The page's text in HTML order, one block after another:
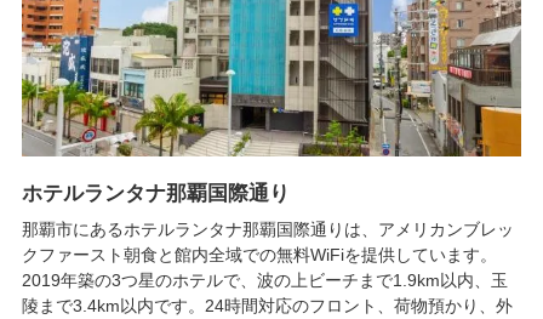
ホテルランタナ那覇国際通り
那覇市にあるホテルランタナ那覇国際通りは、アメリカンブレッ
クファースト朝食と館内全域での無料WiFiを提供しています。
2019年築の3つ星のホテルで、波の上ビーチまで1.9km以内、玉
陵まで3.4km以内です。24時間対応のフロント、荷物預かり、外